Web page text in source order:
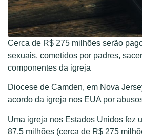
Cerca de R$ 275 milhões serão
sexuais, cometidos por padres,
componentes da igreja
Diocese de Camden, em Nova
acordo da igreja nos EUA por
Uma igreja nos Estados Unidos fez
87,5 milhões (cerca de R$ 275